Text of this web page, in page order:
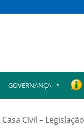
GOVERNANÇA
Civil – Legislação